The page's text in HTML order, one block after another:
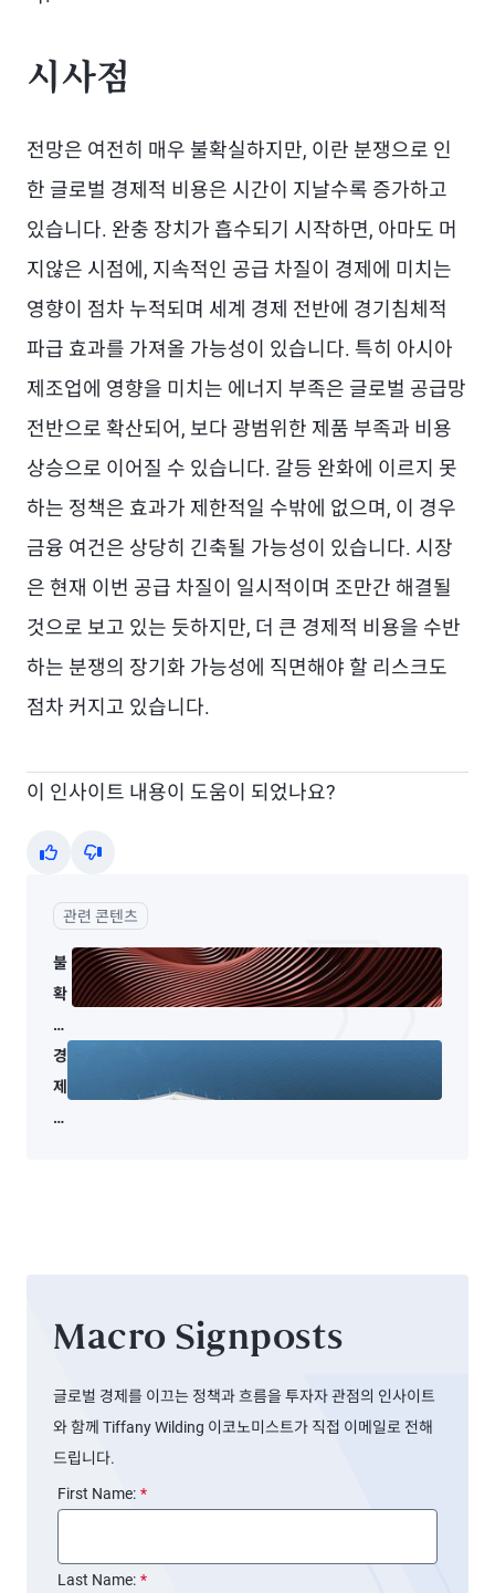
시사점
전망은 여전히 매우 불확실하지만, 이란 분쟁으로 인
한 글로벌 경제적 비용은 시간이 지날수록 증가하고
있습니다. 완충 장치가 흡수되기 시작하면, 아마도 머
지않은 시점에, 지속적인 공급 차질이 경제에 미치는
영향이 점차 누적되며 세계 경제 전반에 경기침체적
파급 효과를 가져올 가능성이 있습니다. 특히 아시아
제조업에 영향을 미치는 에너지 부족은 글로벌 공급망
전반으로 확산되어, 보다 광범위한 제품 부족과 비용
상승으로 이어질 수 있습니다. 갈등 완화에 이르지 못
하는 정책은 효과가 제한적일 수밖에 없으며, 이 경우
금융 여건은 상당히 긴축될 가능성이 있습니다. 시장
은 현재 이번 공급 차질이 일시적이며 조만간 해결될
것으로 보고 있는 듯하지만, 더 큰 경제적 비용을 수반
하는 분쟁의 장기화 가능성에 직면해야 할 리스크도
점차 커지고 있습니다.
이 인사이트 내용이 도움이 되었나요?
Yes No
관련 콘텐츠
불
확
실
성
의
중
스
레
스
그
리
경
제
전
동
쟁
Macro Signposts
글로벌 경제를 이끄는 정책과 흐름을 투자자 관점의 인사이트
와 함께 Tiffany Wilding 이코노미스트가 직접 이메일로 전해
드립니다.
*
First Name:
*
Last Name: